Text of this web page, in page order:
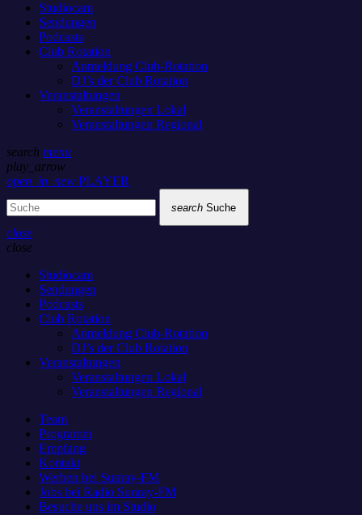
Studiocam
Sendungen
Podcasts
Club Rotation
Anmeldung Club-Rotation
DJ’s der Club Rotation
Veranstaltungen
Veranstaltungen Lokal
Veranstaltungen Regional
search menu
play_arrow
open_in_new PLAYER
search Suche
close
close
Studiocam
Sendungen
Podcasts
Club Rotation
Anmeldung Club-Rotation
DJ’s der Club Rotation
Veranstaltungen
Veranstaltungen Lokal
Veranstaltungen Regional
Team
Programm
Empfang
Kontakt
Werben bei Sunray-FM
Jobs bei Radio Sunray-FM
Besuche uns im Studio